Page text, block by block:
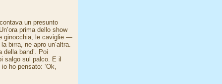
un presunto
prima dello show
ginocchia, le caviglie —
birra, ne apro un’altra.
della band’. Poi
salgo sul palco. E il
ho pensato: ‘Ok,